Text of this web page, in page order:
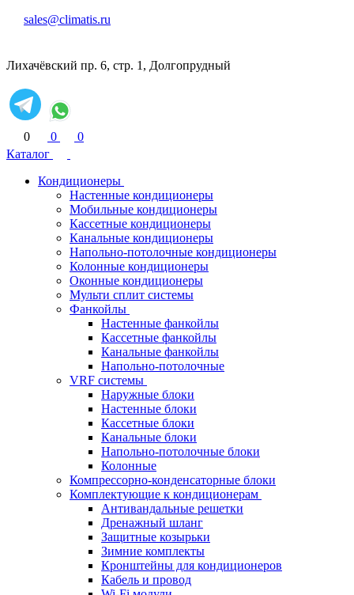
sales@climatis.ru
Лихачёвский пр. 6, стр. 1, Долгопрудный
0 0
0
Каталог
Кондиционеры
Настенные кондиционеры
Мобильные кондиционеры
Кассетные кондиционеры
Канальные кондиционеры
Напольно-потолочные кондиционеры
Колонные кондиционеры
Оконные кондиционеры
Мульти сплит системы
Фанкойлы
Настенные фанкойлы
Кассетные фанкойлы
Канальные фанкойлы
Напольно-потолочные
VRF системы
Наружные блоки
Настенные блоки
Кассетные блоки
Канальные блоки
Напольно-потолочные блоки
Колонные
Компрессорно-конденсаторные блоки
Комплектующие к кондиционерам
Антивандальные решетки
Дренажный шланг
Защитные козырьки
Зимние комплекты
Кронштейны для кондиционеров
Кабель и провод